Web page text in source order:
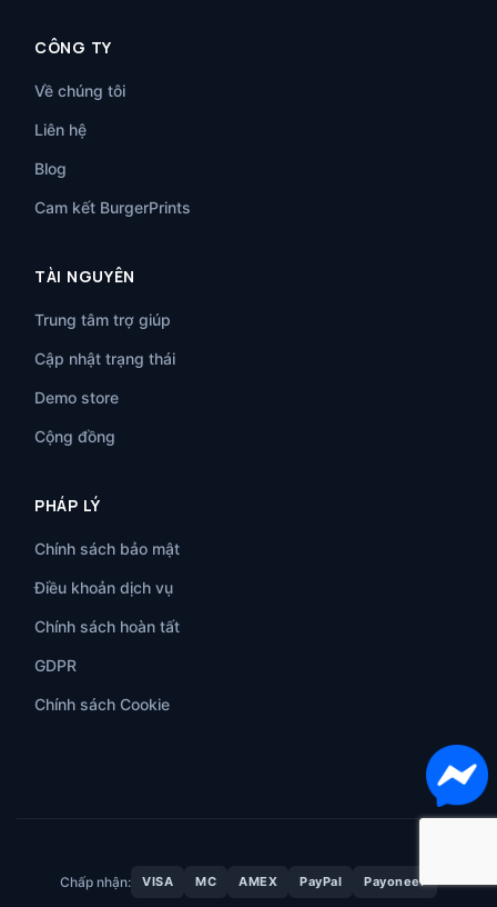
CÔNG TY
Về chúng tôi
Liên hệ
Blog
Cam kết BurgerPrints
TÀI NGUYÊN
Trung tâm trợ giúp
Cập nhật trạng thái
Demo store
Cộng đồng
PHÁP LÝ
Chính sách bảo mật
Điều khoản dịch vụ
Chính sách hoàn tất
GDPR
Chính sách Cookie
Chấp nhận: VISA MC AMEX PayPal Payoneer